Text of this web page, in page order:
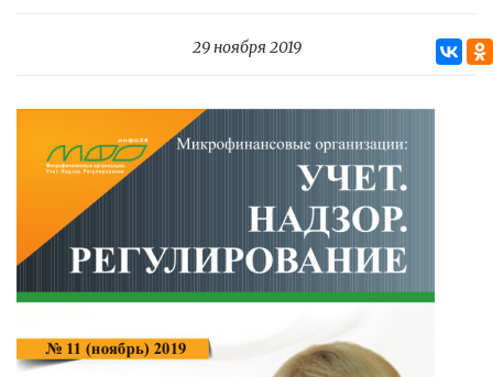
29 ноября 2019